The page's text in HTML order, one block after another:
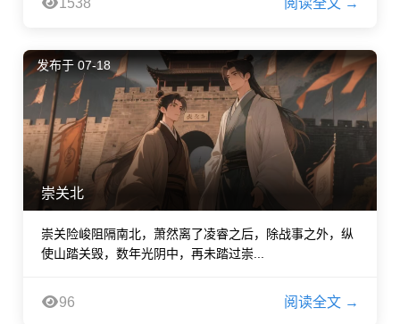
1538 阅读全文 →
发布于 07-18
崇关北
崇关险峻阻隔南北，萧然离了凌睿之后，除战事之外，纵
使山踏关毁，数年光阴中，再未踏过崇...
96 阅读全文 →